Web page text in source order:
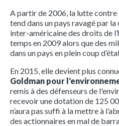
A partir de 2006, la lutte contre
tend dans un pays ravagé par
inter-américaine des droits de
temps en 2009 alors que des
dans un pays en plein coup
En 2015, elle devient plus
Goldman pour
remis à des défenseurs de
recevoir une dotation de 125
n’aura pas suffi à la mettre à
des actionnaires en mal de